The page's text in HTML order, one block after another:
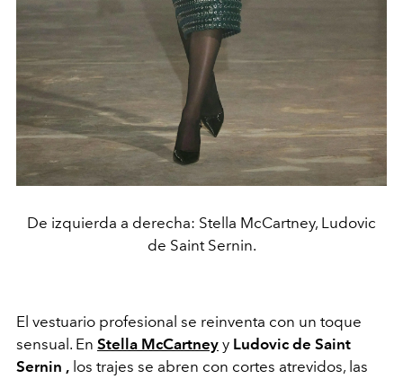
De izquierda a derecha: Stella McCartney, Ludovic
de Saint Sernin.
El vestuario profesional se reinventa con un toque
sensual. En Stella McCartney y Ludovic de Saint
Sernin , los trajes se abren con cortes atrevidos, las